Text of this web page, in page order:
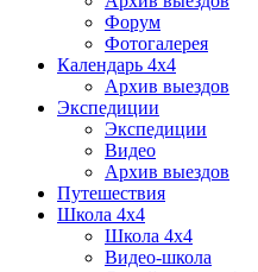
Форум
Фотогалерея
Календарь 4х4
Архив выездов
Экспедиции
Экспедиции
Видео
Архив выездов
Путешествия
Школа 4х4
Школа 4х4
Видео-школа